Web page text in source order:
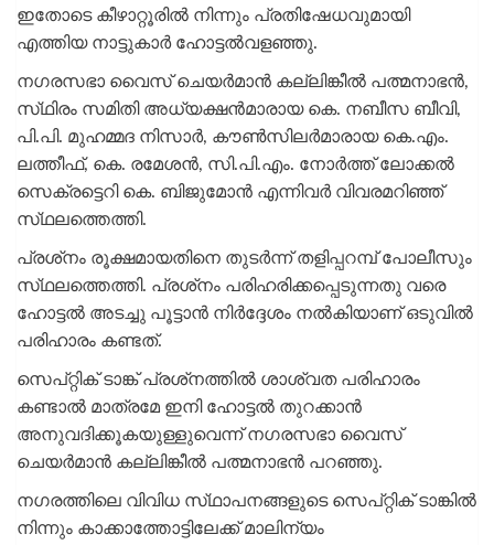
ഇതോടെ കീഴാറ്റൂരില്‍ നിന്നും പ്രതിഷേധവുമായി
എത്തിയ നാട്ടുകാര്‍ ഹോട്ടല്‍വളഞ്ഞു.
നഗരസഭാ വൈസ്‌ ചെയര്‍മാന്‍ കല്ലിങ്കീല്‍ പത്മനാഭന്‍,
സ്‌ഥിരം സമിതി അധ്യക്ഷന്‍മാരായ കെ. നബീസ ബീവി,
പി.പി. മുഹമ്മദ നിസാര്‍, കൗണ്‍സിലര്‍മാരായ കെ.എം.
ലത്തീഫ്‌, കെ. രമേശന്‍, സി.പി.എം. നോര്‍ത്ത്‌ ലോക്കല്‍
സെക്രട്ടെറി കെ. ബിജുമോന്‍ എന്നിവര്‍ വിവരമറിഞ്ഞ്‌
സ്‌ഥലത്തെത്തി.
പ്രശ്‌നം രൂക്ഷമായതിനെ തുടര്‍ന്ന്‌ തളിപ്പറമ്പ് പോലീസും
സ്‌ഥലത്തെത്തി. പ്രശ്‌നം പരിഹരിക്കപ്പെടുന്നതു വരെ
ഹോട്ടല്‍ അടച്ചു പൂട്ടാന്‍ നിര്‍ദ്ദേശം നല്‍കിയാണ്‌ ഒടുവില്‍
പരിഹാരം കണ്ടത്‌.
സെപ്‌റ്റിക്‌ ടാങ്ക്‌ പ്രശ്‌നത്തില്‍ ശാശ്വത പരിഹാരം
കണ്ടാല്‍ മാത്രമേ ഇനി ഹോട്ടല്‍ തുറക്കാന്‍
അനുവദിക്കൂകയുള്ളുവെന്ന്‌ നഗരസഭാ വൈസ്‌
ചെയര്‍മാന്‍ കല്ലിങ്കീല്‍ പത്മനാഭന്‍ പറഞ്ഞു.
നഗരത്തിലെ വിവിധ സ്‌ഥാപനങ്ങളുടെ സെപ്‌റ്റിക്‌ ടാങ്കില്‍
നിന്നും കാക്കാത്തോട്ടിലേക്ക്‌ മാലിന്യം